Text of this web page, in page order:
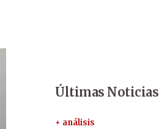
Últimas Noticias
+ análisis